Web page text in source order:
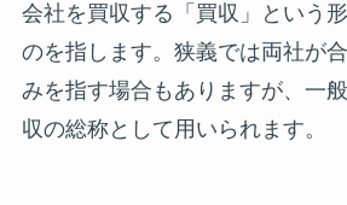
会社を買収する「買収」という
のを指します。狭義では両社が
みを指す場合もありますが、一
収の総称として用いられます。